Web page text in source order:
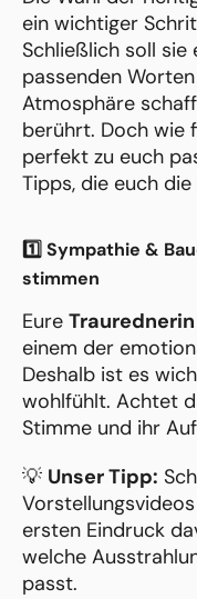
ein wichtiger
Schließlich soll
passenden
Atmosphäre
berührt. Doch wie
perfekt zu euch
Tipps, die euch
1️⃣ Sympathie &
stimmen
Eure
einem der
Deshalb ist es
wohlfühlt. Achtet
Stimme und ihr
💡 Unser Tipp:
ersten Eindruck
welche
passt.